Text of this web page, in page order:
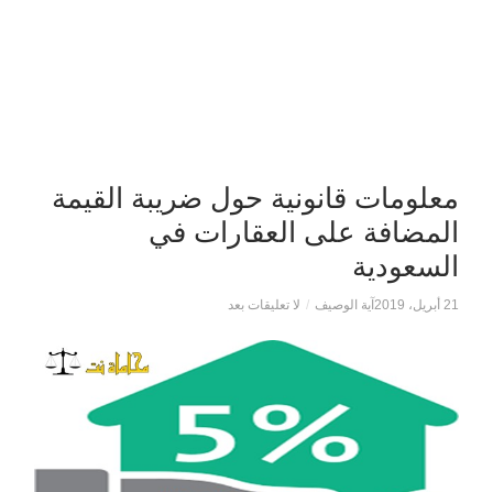
معلومات قانونية حول ضريبة القيمة
المضافة على العقارات في
السعودية
21 أبريل، 2019 آية الوصيف / لا تعليقات بعد